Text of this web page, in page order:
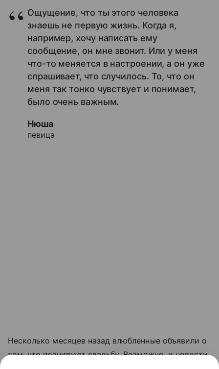
Ощущение, что ты этого человека
знаешь не первую жизнь. Когда я,
например, хочу написать ему
сообщение, он мне звонит. Или у меня
что-то меняется в настроении, а он уже
спрашивает, что случилось. То, что он
меня так тонко чувствует и понимает,
было очень важным.
Нюша
певица
Несколько месяцев назад влюбленные объявили о
том, что планируют свадьбу. Возможно, и новости